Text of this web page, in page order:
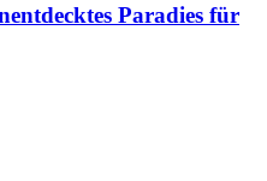
Paradies für